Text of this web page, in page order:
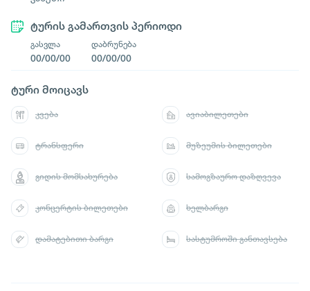
ტურის გამართვის პერიოდი
გასვლა
00/00/00
დაბრუნება
00/00/00
ტური მოიცავს
კვება ავიაბილეთები
ტრანსფერი მუზეუმის ბილეთები
გიდის მომსახურება სამოგზაურო დაზღვევა
კონცერტის ბილეთები ხელბარგი
დამატებითი ბარგი სასტუმროში განთავსება